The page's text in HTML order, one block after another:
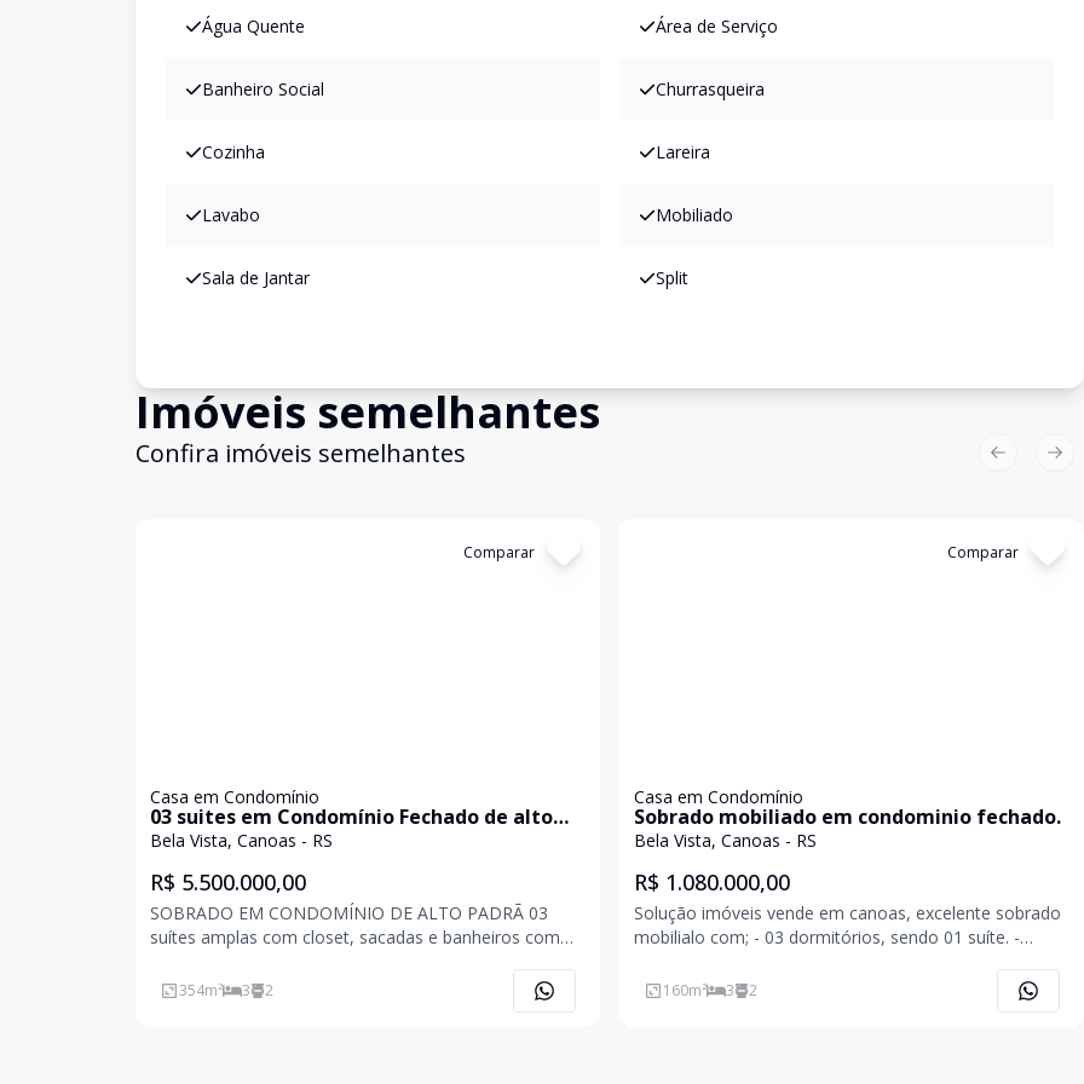
Água Quente Área de Serviço
Banheiro Social Churrasqueira
Cozinha Lareira
Lavabo Mobiliado
Sala de Jantar Split
Imóveis semelhantes
Confira imóveis semelhantes
Comparar
Casa em Condomínio
03 suites em Condomínio Fechado de alto
padrão.
Bela Vista, Canoas - RS
R$ 5.500.000,00
SOBRADO EM CONDOMÍNIO DE ALTO PADRÃ 03
suítes amplas com closet, sacadas e banheiros com
sacada para desfrutar do pôr do sol!Os Dormitórios
possuem piso com carpete e sistema de aspiração
354m² 3 2
Comparar
Casa em Condomínio
Sobrado mobiliado em condominio fechado.
Bela Vista, Canoas - RS
R$ 1.080.000,00
Solução imóveis vende em canoas, excelente sobrado
mobilialo com; - 03 dormitórios, sendo 01 suíte. -
Sótão. - Lavabo; - Lavanderia separada; - Sala de estar
160m² 3 2
Previous